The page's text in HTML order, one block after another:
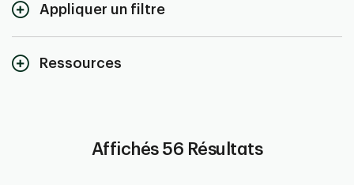
Appliquer un filtre
Ressources
Affichés 56 Résultats